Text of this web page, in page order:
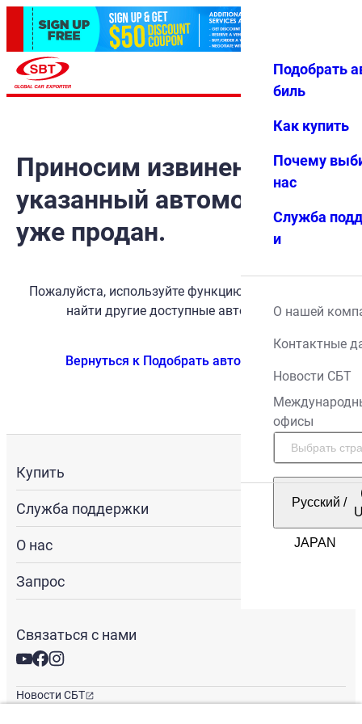
Избранн
Меню
Подобрать
биль
Как купить
Почему
нас
Служба
и
О нашей
Контактные
Новости СБТ
офисы
Русский /
Приносим извинения, но
указанный автомобиль
уже продан.
Пожалуйста, используйте функцию поиска, чтобы
найти другие доступные автомобили.
Вернуться к Подобрать автомобиль
Купить
Служба поддержки
О нас
Запрос
Связаться с нами
Новости СБТ